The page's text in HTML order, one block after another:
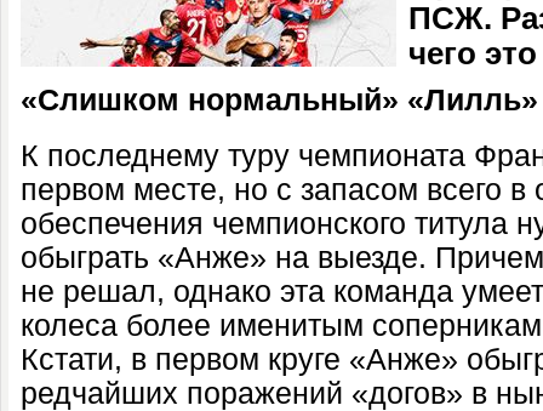
ПСЖ.
чего
«Слишком нормальный» «Лилль»
К последнему туру чемпионата
первом месте, но с запасом всего в
обеспечения чемпионского титула
обыграть «Анже» на выезде.
не решал, однако эта команда
колеса более именитым
Кстати, в первом круге «Анже»
редчайших поражений «догов» в